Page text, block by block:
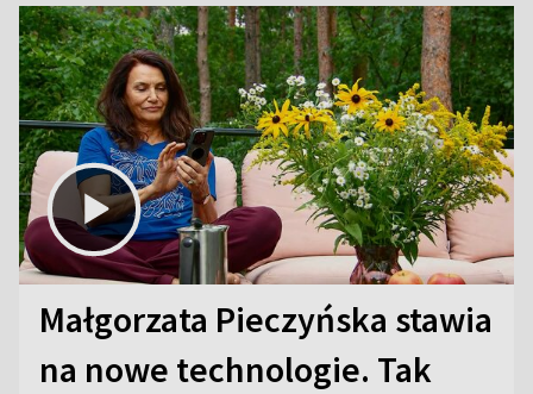
Małgorzata Pieczyńska stawia
na nowe technologie. Tak